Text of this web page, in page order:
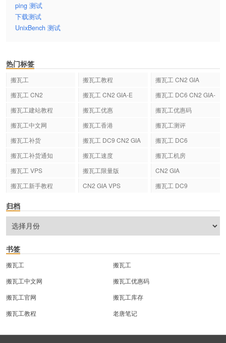
ping 测试
下载测试
UnixBench 测试
热门标签
搬瓦工 搬瓦工教程
搬瓦工 CN2 GIA
搬瓦工 CN2
搬瓦工 CN2 GIA-E
搬瓦工 DC6 CN2 GIA-
搬瓦工建站教程 搬瓦工优惠
搬瓦工优惠码
搬瓦工中文网
搬瓦工香港
搬瓦工测评
搬瓦工补货
搬瓦工 DC9 CN2 GIA
搬瓦工 DC6
搬瓦工补货通知
搬瓦工速度
搬瓦工机房
搬瓦工 VPS
搬瓦工限量版
CN2 GIA
搬瓦工新手教程
CN2 GIA VPS 搬瓦工 DC9
归档
书签
搬瓦工
搬瓦工
搬瓦工中文网
搬瓦工优惠码
搬瓦工官网
搬瓦工库存
搬瓦工教程
老唐笔记